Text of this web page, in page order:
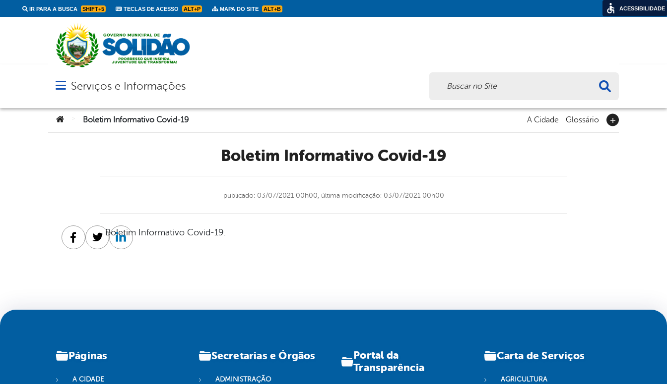
IR PARA A BUSCA SHIFT+5 TECLAS DE ACESSO ALT+P MAPA DO SITE ALT+B
Abrir menu principal de navegação
Serviços e Informações
Você está aqui:Boletim Informativo Covid-19 A Cidade Glossário
Boletim Informativo Covid-19
publicado: 03/07/2021 00h00, última modificação: 03/07/2021 00h00
Boletim Informativo Covid-19.
Facebook
TwitterLinkedin
Páginas
A CIDADE
Secretarias e Órgãos
ADMINISTRAÇÃO
Portal da
Transparência
Carta de Serviços
AGRICULTURA
ACESSIBILIDADE